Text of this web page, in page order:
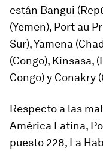
están Bangui
(Yemen), Port au
Sur), Yamena
(Congo), Kinsasa,
Congo) y Conakry
Respecto a las
América Latina,
puesto 228, La